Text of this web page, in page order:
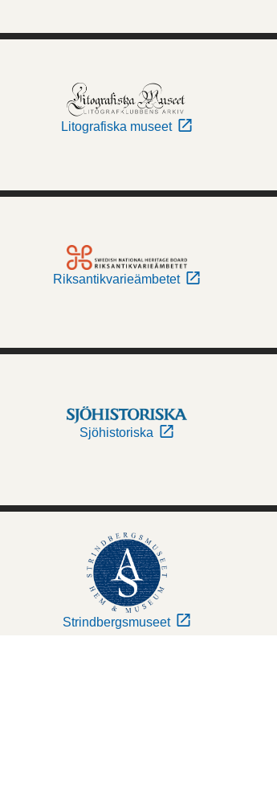
Litografiska museet
Riksantikvarieämbetet
Sjöhistoriska
Strindbergsmuseet